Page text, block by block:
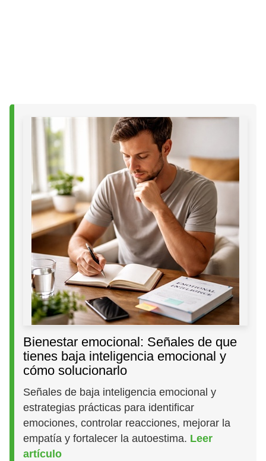
Bienestar emocional: Señales de que
tienes baja inteligencia emocional y
cómo solucionarlo
Señales de baja inteligencia emocional y
estrategias prácticas para identificar
emociones, controlar reacciones, mejorar la
empatía y fortalecer la autoestima. Leer
artículo